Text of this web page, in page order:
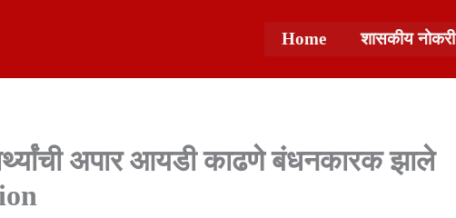
Home शासकीय नोकरी
अपार आयडी काढणे बंधनकारक झाले